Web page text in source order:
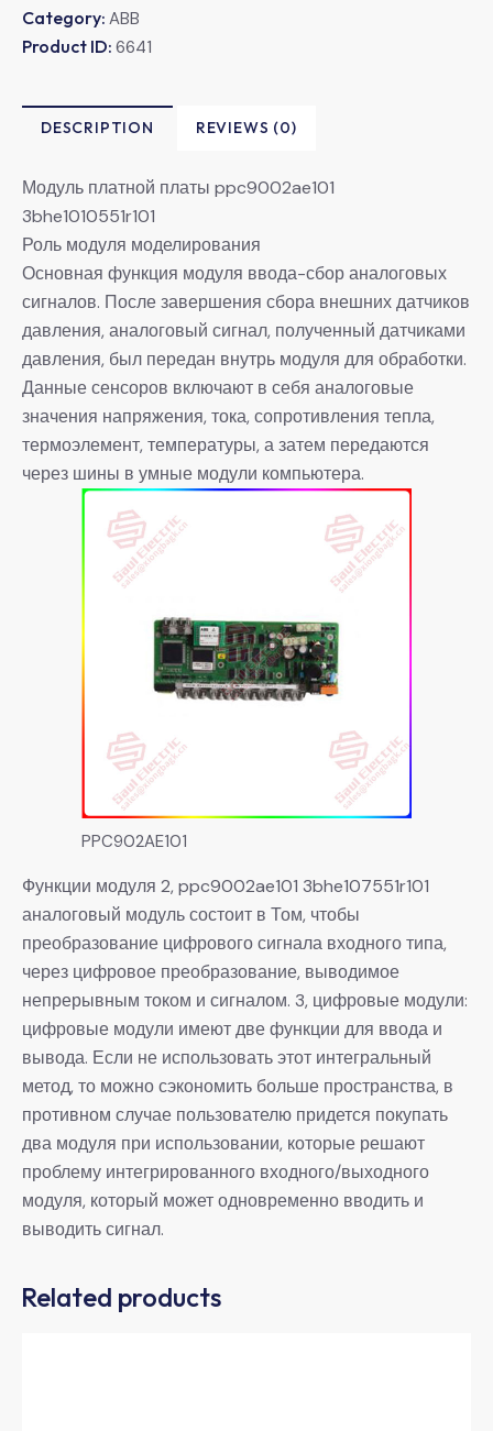
Category: ABB
Product ID: 6641
DESCRIPTION REVIEWS (0)
Модуль платной платы ppc9002ae101
3bhe1010551r101
Роль модуля моделирования
Основная функция модуля ввода-сбор аналоговых
сигналов. После завершения сбора внешних датчиков
давления, аналоговый сигнал, полученный датчиками
давления, был передан внутрь модуля для обработки.
Данные сенсоров включают в себя аналоговые
значения напряжения, тока, сопротивления тепла,
термоэлемент, температуры, а затем передаются
через шины в умные модули компьютера.
PPC902AE101
Функции модуля 2, ppc9002ae101 3bhe107551r101
аналоговый модуль состоит в Том, чтобы
преобразование цифрового сигнала входного типа,
через цифровое преобразование, выводимое
непрерывным током и сигналом. 3, цифровые модули:
цифровые модули имеют две функции для ввода и
вывода. Если не использовать этот интегральный
метод, то можно сэкономить больше пространства, в
противном случае пользователю придется покупать
два модуля при использовании, которые решают
проблему интегрированного входного/выходного
модуля, который может одновременно вводить и
выводить сигнал.
Related products